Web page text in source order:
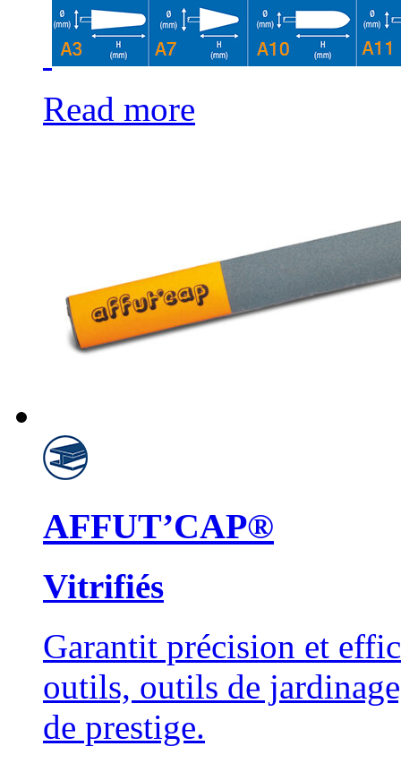
Read more
AFFUT’CAP®
Vitrifiés
Garantit précision et
outils, outils de
de prestige.